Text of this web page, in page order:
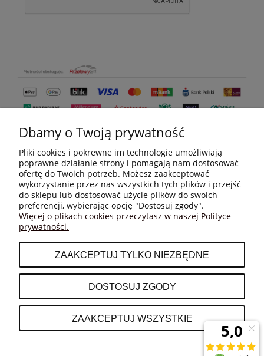
MOJE KONTO
INFORMACJE
O NAS
Dbamy o Twoją prywatność
Pliki cookies i pokrewne im technologie umożliwiają
poprawne działanie strony i pomagają nam dostosować
ofertę do Twoich potrzeb. Możesz zaakceptować
wykorzystanie przez nas wszystkich tych plików i przejść
do sklepu lub dostosować użycie plików do swoich
preferencji, wybierając opcję "Dostosuj zgody".
Więcej o plikach cookies przeczytasz w naszej Polityce
prywatności.
ZAAKCEPTUJ TYLKO NIEZBĘDNE
DOSTOSUJ ZGODY
ZAAKCEPTUJ WSZYSTKIE